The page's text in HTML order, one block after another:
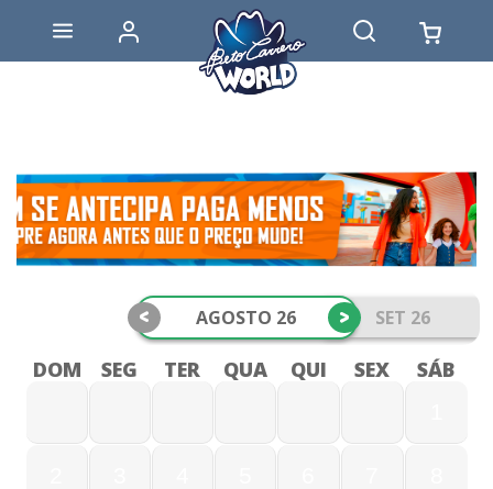
AGOSTO 26 SET 26
< >
DOM SEG TER QUA QUI SEX SÁB